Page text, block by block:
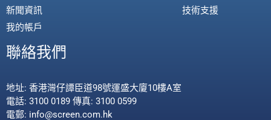
新聞資訊
我的帳戶
技術支援
聯絡我們
地址: 香港灣仔譚臣道98號運盛大廈10樓A室
電話: 3100 0189 傳真: 3100 0599
電郵: info@screen.com.hk